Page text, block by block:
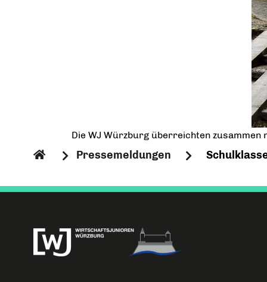
Die WJ Würzburg überreichten zusammen
Pressemeldungen